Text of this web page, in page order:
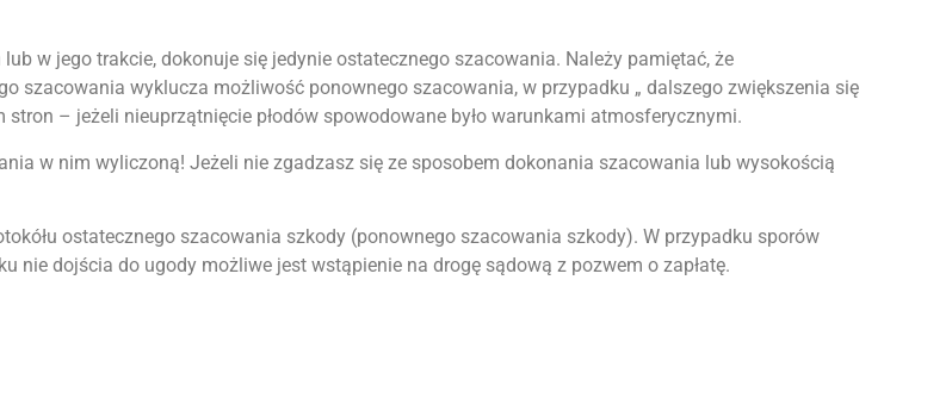
w jego trakcie, dokonuje się jedynie ostatecznego szacowania. Należy pamiętać, że
szacowania wyklucza możliwość ponownego szacowania, w przypadku „ dalszego zwiększenia się
– jeżeli nieuprzątnięcie płodów spowodowane było warunkami atmosferycznymi.
w nim wyliczoną! Jeżeli nie zgadzasz się ze sposobem dokonania szacowania lub wysokością
ostatecznego szacowania szkody (ponownego szacowania szkody). W przypadku sporów
nie dojścia do ugody możliwe jest wstąpienie na drogę sądową z pozwem o zapłatę.